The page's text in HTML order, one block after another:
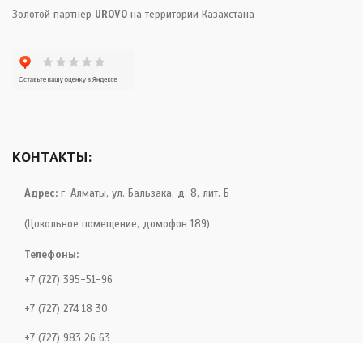
Золотой партнер UROVO на территории Казахстана
КОНТАКТЫ:
Адрес: г. Алматы, ул. Бальзака, д. 8, лит. Б
(Цокольное помещение, домофон 189)
Телефоны:
+7 (727) 395-51-96
+7 (727) 274 18 30
+7 (727) 983 26 63